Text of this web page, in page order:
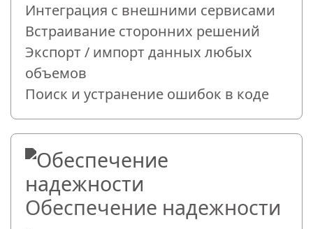
Интеграция с внешними сервисами
Встраивание сторонних решений
Экспорт / импорт данных любых
объемов
Поиск и устранение ошибок в коде
Обеспечение надежности